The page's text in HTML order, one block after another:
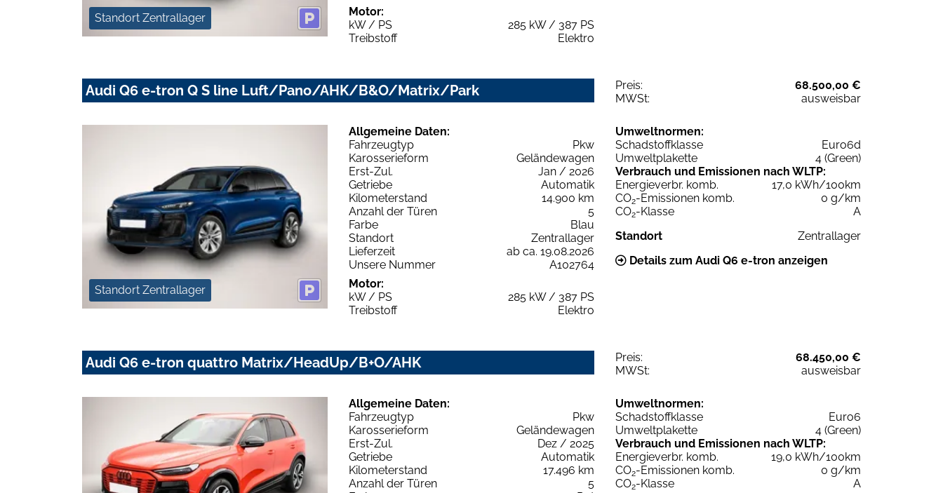
Standort Zentrallager
Motor:
kW / PS
285 kW / 387 PS
Treibstoff
Elektro
Audi Q6 e-tron Q S line Luft/Pano/AHK/B&O/Matrix/Park Preis:
68.500,00 €
MWSt:
ausweisbar
Standort Zentrallager
Allgemeine Daten:
Fahrzeugtyp
Pkw
Karosserieform
Geländewagen
Erst-Zul.
Jan / 2026
Getriebe
Automatik
Kilometerstand
14.900 km
Anzahl der Türen
5
Farbe
Blau
Standort
Zentrallager
Lieferzeit
ab ca. 19.08.2026
Unsere Nummer
A102764
Motor:
kW / PS
285 kW / 387 PS
Treibstoff
Elektro
Umweltnormen:
Schadstoffklasse
Euro6d
Umweltplakette
4 (Green)
Verbrauch und Emissionen nach WLTP:
Energieverbr. komb.
17,0 kWh/100km
CO2-Emissionen komb.
0 g/km
CO2-Klasse
A
Standort
Zentrallager
Details zum Audi Q6 e-tron anzeigen
Audi Q6 e-tron quattro Matrix/HeadUp/B+O/AHK Preis:
68.450,00 €
MWSt:
ausweisbar
Allgemeine Daten:
Fahrzeugtyp
Pkw
Karosserieform
Geländewagen
Erst-Zul.
Dez / 2025
Getriebe
Automatik
Kilometerstand
17.496 km
Anzahl der Türen
5
Umweltnormen:
Schadstoffklasse
Euro6
Umweltplakette
4 (Green)
Verbrauch und Emissionen nach WLTP:
Energieverbr. komb.
19,0 kWh/100km
CO2-Emissionen komb.
0 g/km
CO2-Klasse A